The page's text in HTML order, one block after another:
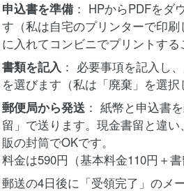
申込書を準備： HPからPDFをダ
す（私は自宅のプリンターで印刷
に入れてコンビニでプリントする
書類を記入 ： 必要事項を記入し
を選びます（私は「廃棄」を選択
郵便局から発送 ： 紙幣と申込書
留」で送ります。現金書留と違
販の封筒でOKです。
料金は590円（基本料金110円＋書
郵送の4日後に「受領完了」のメ